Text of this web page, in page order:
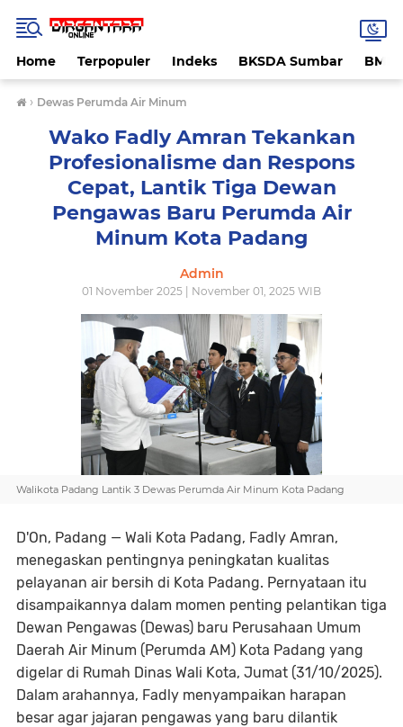
Home Terpopuler Indeks BKSDA Sumbar
› Dewas Perumda Air Minum
Wako Fadly Amran Tekankan
Profesionalisme dan Respons
Cepat, Lantik Tiga Dewan
Pengawas Baru Perumda Air
Minum Kota Padang
Admin
01 November 2025 | November 01, 2025 WIB
Walikota Padang Lantik 3 Dewas Perumda Air Minum Kota Padang
D'On, Padang — Wali Kota Padang, Fadly Amran,
menegaskan pentingnya peningkatan kualitas
pelayanan air bersih di Kota Padang. Pernyataan itu
disampaikannya dalam momen penting pelantikan tiga
Dewan Pengawas (Dewas) baru Perusahaan Umum
Daerah Air Minum (Perumda AM) Kota Padang yang
digelar di Rumah Dinas Wali Kota, Jumat (31/10/2025).
Dalam arahannya, Fadly menyampaikan harapan
besar agar jajaran pengawas yang baru dilantik